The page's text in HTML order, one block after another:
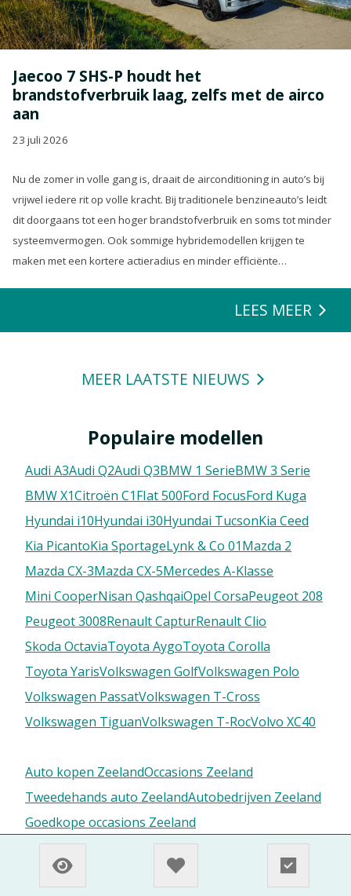
Jaecoo 7 SHS-P houdt het
brandstofverbruik laag, zelfs met de airco
aan
23 juli 2026
Nu de zomer in volle gang is, draait de airconditioning in auto’s bij
vrijwel iedere rit op volle kracht. Bij traditionele benzineauto’s leidt
dit doorgaans tot een hoger brandstofverbruik en soms tot minder
systeemvermogen. Ook sommige hybridemodellen krijgen te
maken met een kortere actieradius en minder efficiënte
LEES MEER
MEER LAATSTE NIEUWS
Populaire modellen
Audi A3Audi Q2Audi Q3BMW 1 SerieBMW 3 Serie
BMW X1Citroën C1FIat 500Ford FocusFord Kuga
Hyundai i10Hyundai i30Hyundai TucsonKia Ceed
Kia PicantoKia SportageLynk & Co 01Mazda 2
Mazda CX-3Mazda CX-5Mercedes A-Klasse
Mini CooperNisan QashqaiOpel CorsaPeugeot 208
Peugeot 3008Renault CapturRenault Clio
Skoda OctaviaToyota AygoToyota Corolla
Toyota YarisVolkswagen GolfVolkswagen Polo
Volkswagen PassatVolkswagen T-Cross
Volkswagen TiguanVolkswagen T-RocVolvo XC40
Auto kopen ZeelandOccasions Zeeland
Tweedehands auto ZeelandAutobedrijven Zeeland
Goedkope occasions Zeeland
Automaat Occasions Zeeland
Hybride occasions in Zeeland